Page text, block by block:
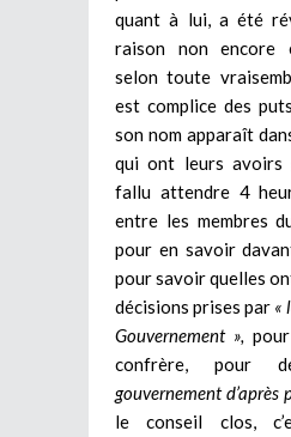
quant à lui, a été
raison non encore
selon toute
est complice des
son nom apparaît
qui ont leurs avoirs
fallu attendre 4
entre les membres
pour en savoir
pour savoir quelles
décisions prises par «
Gouvernement »,
confrère, pour
gouvernement d’après
le conseil clos,